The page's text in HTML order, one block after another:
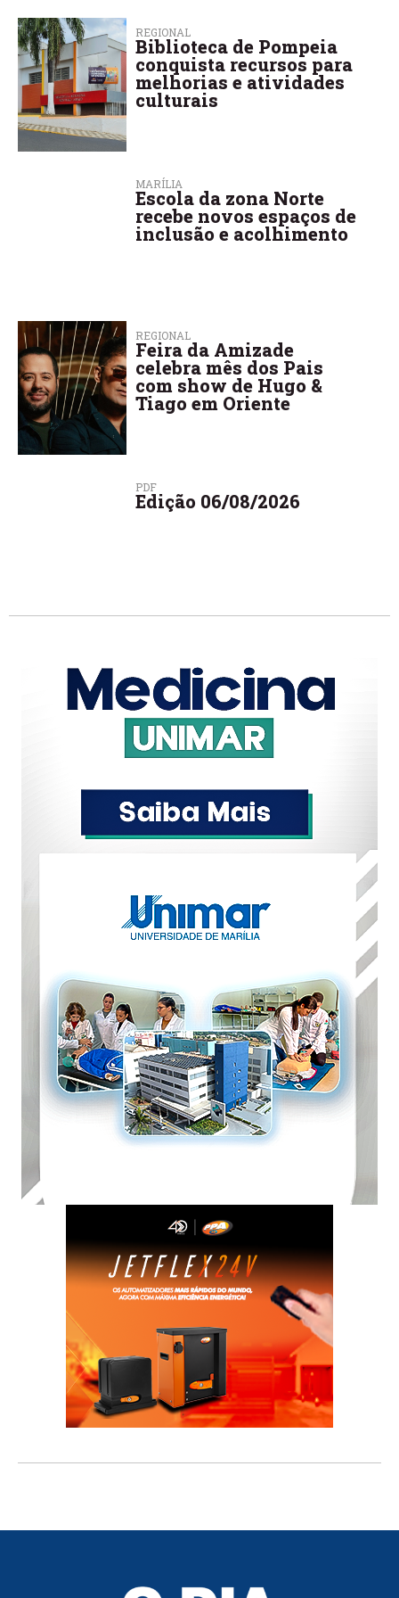
REGIONAL
Biblioteca de Pompeia
conquista recursos para
melhorias e atividades
culturais
MARÍLIA
Escola da zona Norte
recebe novos espaços de
inclusão e acolhimento
REGIONAL
Feira da Amizade
celebra mês dos Pais
com show de Hugo &
Tiago em Oriente
PDF
Edição 06/08/2026